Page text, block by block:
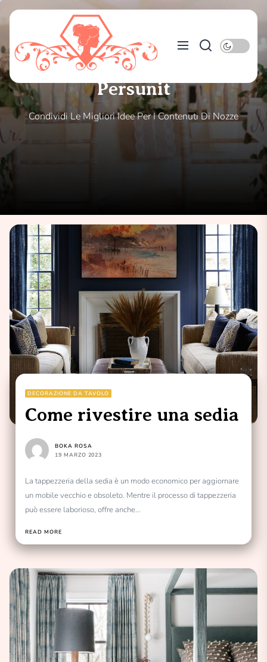
Skip
content
Persunit
Condividi Le Migliori Idee Per I Contenuti Di Nozze
DECORAZIONE DA TAVOLO
Come rivestire una sedia
BOKA ROSA
19 MARZO 2023
La tappezzeria della sedia è un modo economico per aggiornare
un mobile vecchio e obsoleto. Mentre il processo di tappezzeria
può essere laborioso, offre anche...
READ MORE